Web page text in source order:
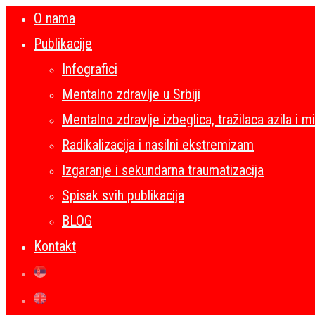
O nama
Publikacije
Infografici
Mentalno zdravlje u Srbiji
Mentalno zdravlje izbeglica, tražilaca azila i
Radikalizacija i nasilni ekstremizam
Izgaranje i sekundarna traumatizacija
Spisak svih publikacija
BLOG
Kontakt